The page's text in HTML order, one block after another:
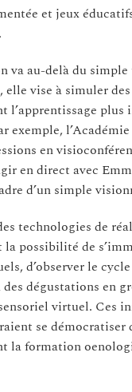
et jeux
va au-delà du simple
elle vise à simuler
l’apprentissage plus
exemple,
en
en direct avec
d’un simple
technologies de
possibilité de
d’observer le
dégustations en
virtuel. Ces
se démocratiser
la formation